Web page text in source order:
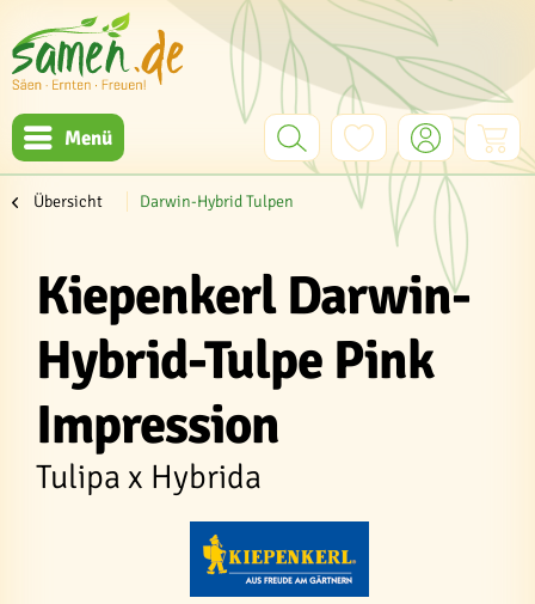
Menü
Übersicht Darwin-Hybrid Tulpen
Kiepenkerl Darwin-
Hybrid-Tulpe Pink
Impression
Tulipa x Hybrida